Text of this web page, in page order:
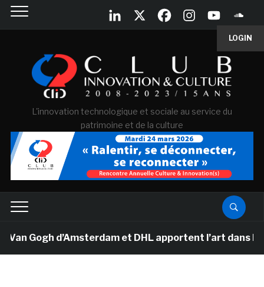
LOGIN
L'innovation technologique et sociale au service du
patrimoine et de la culture
Van Gogh d’Amsterdam et DHL apportent l’art dans